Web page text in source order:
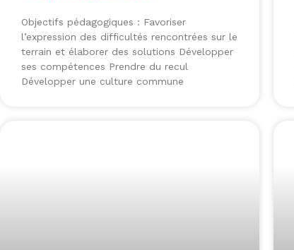
Objectifs pédagogiques : Favoriser
l’expression des difficultés rencontrées sur le
terrain et élaborer des solutions Développer
ses compétences Prendre du recul
Développer une culture commune